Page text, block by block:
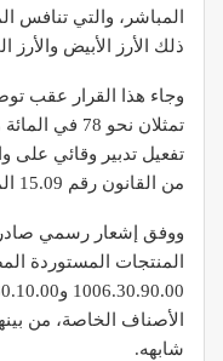
المباشر، والتي تنافس
ذلك الأرز الأبيض والأرز
وجاء هذا القرار عقب
تمثلان نحو
من القانون رقم 15.09 المتعلق بتدابير الحماية التجارية.
ووفق إشعار رسمي
المنتجات المستوردة
الأصناف الخاصة، من
شابهه.